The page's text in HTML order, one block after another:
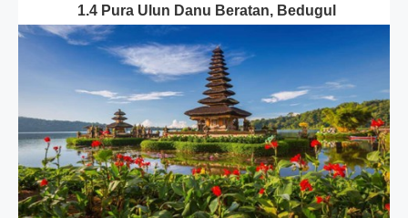
1.4 Pura Ulun Danu Beratan, Bedugul